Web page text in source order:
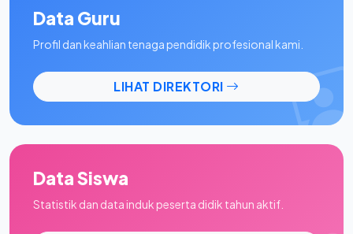
Data Guru
Profil dan keahlian tenaga pendidik profesional kami.
LIHAT DIREKTORI
Data Siswa
Statistik dan data induk peserta didik tahun aktif.